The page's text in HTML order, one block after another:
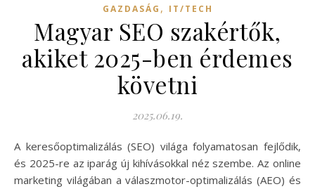
GAZDASÁG , IT/TECH
Magyar SEO szakértők,
akiket 2025-ben érdemes
követni
2025.06.19.
A keresőoptimalizálás (SEO) világa folyamatosan fejlődik,
és 2025-re az iparág új kihívásokkal néz szembe. Az online
marketing világában a válaszmotor-optimalizálás (AEO) és